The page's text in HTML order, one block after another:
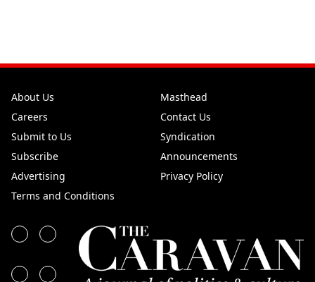
About Us
Masthead
Careers
Contact Us
Submit to Us
Syndication
Subscribe
Announcements
Advertising
Privacy Policy
Terms and Conditions